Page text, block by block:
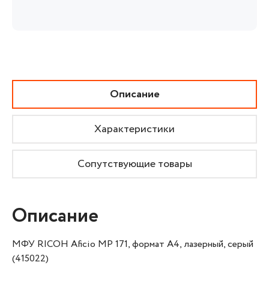
Описание
Характеристики
Сопутствующие товары
Описание
МФУ RICOH Aficio MP 171, формат А4, лазерный, серый
(415022)